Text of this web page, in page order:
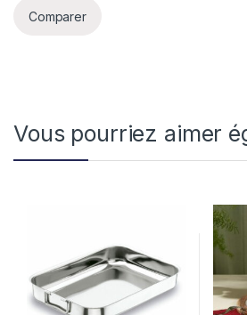
Comparer
Vous pourriez aimer